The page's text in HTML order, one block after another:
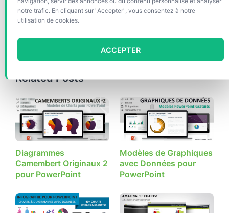
notre trafic. En cliquant sur "Accepter", vous consentez à notre
utilisation de cookies.
ACCEPTER
& Objets
PowerPoint
Related Posts
Diagrammes
Camembert Originaux 2
pour PowerPoint
Modèles de Graphiques
avec Données pour
PowerPoint